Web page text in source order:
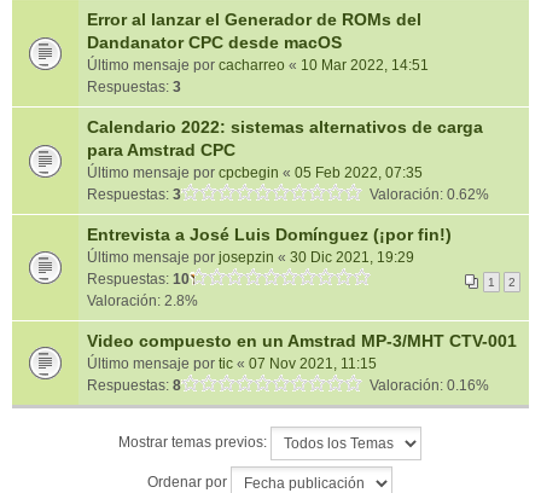
Error al lanzar el Generador de ROMs del
Dandanator CPC desde macOS
Último mensaje por cacharreo « 10 Mar 2022, 14:51
Respuestas: 3
Calendario 2022: sistemas alternativos de carga
para Amstrad CPC
Último mensaje por cpcbegin « 05 Feb 2022, 07:35
Respuestas: 3 Valoración: 0.62%
Entrevista a José Luis Domínguez (¡por fin!)
Último mensaje por josepzin « 30 Dic 2021, 19:29
Respuestas: 10 1 2
Valoración: 2.8%
Video compuesto en un Amstrad MP-3/MHT CTV-001
Último mensaje por tic « 07 Nov 2021, 11:15
Respuestas: 8 Valoración: 0.16%
Mostrar temas previos:
Ordenar por